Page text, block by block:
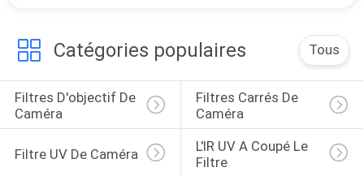
Filtre de densité
neutre gradué
Catégories populaires Tous
Filtres D'objectif De
Caméra
Filtres Carrés De
Caméra
Filtre UV De Caméra
L'IR UV A Coupé Le
Filtre